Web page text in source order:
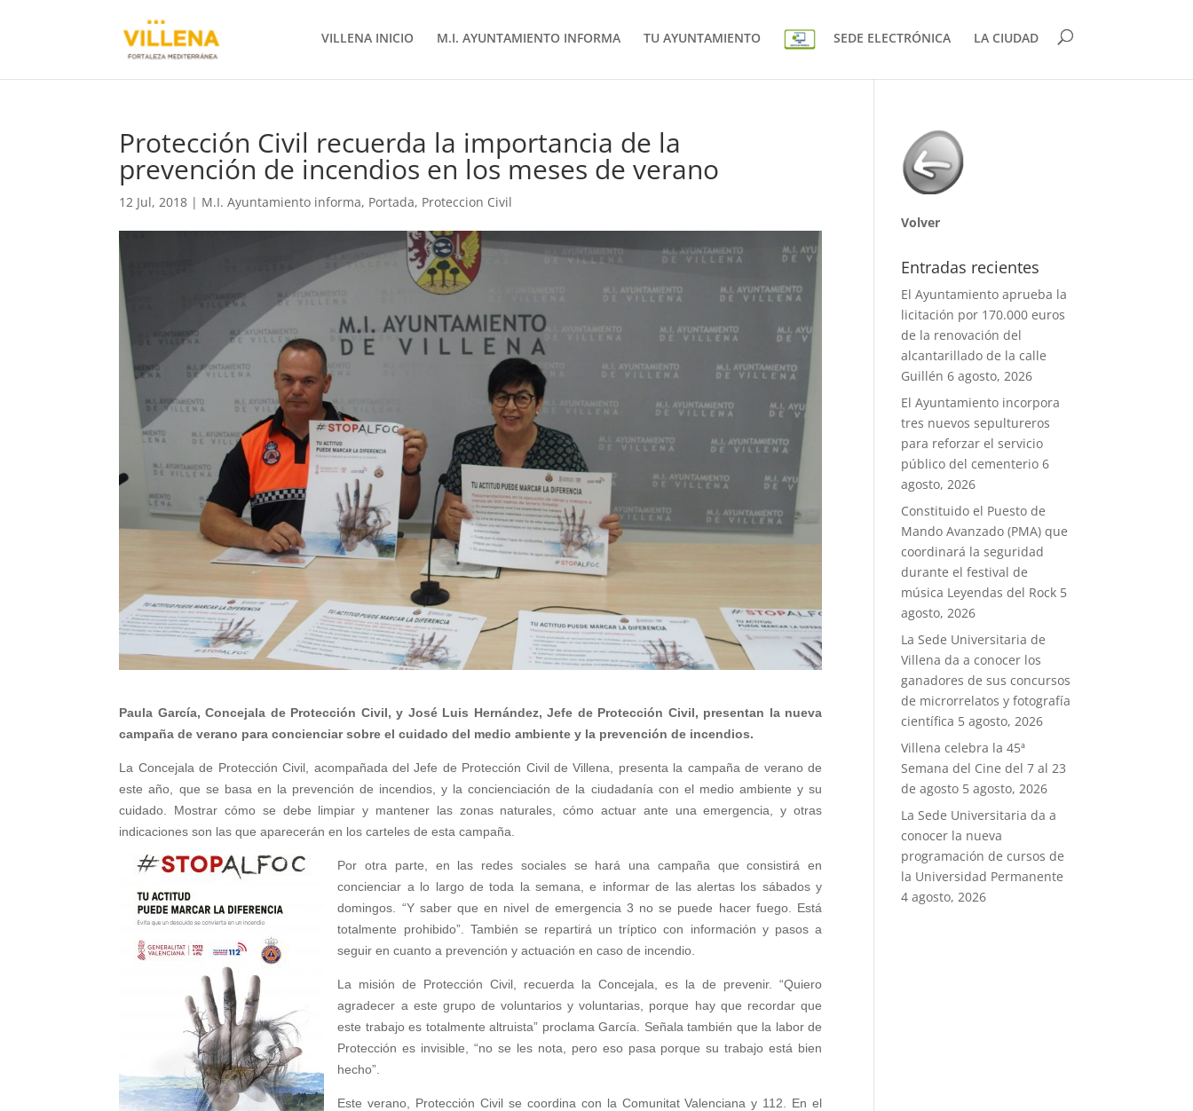
VILLENA INICIO M.I. AYUNTAMIENTO INFORMA TU AYUNTAMIENTO SEDE ELECTRÓNICA LA CIUDAD
Protección Civil recuerda la importancia de la
prevención de incendios en los meses de verano
12 Jul, 2018 | M.I. Ayuntamiento informa, Portada, Proteccion Civil
Paula García, Concejala de Protección Civil, y José Luis Hernández, Jefe de Protección Civil, presentan la nueva
campaña de verano para concienciar sobre el cuidado del medio ambiente y la prevención de incendios.
La Concejala de Protección Civil, acompañada del Jefe de Protección Civil de Villena, presenta la campaña de verano de
este año, que se basa en la prevención de incendios, y la concienciación de la ciudadanía con el medio ambiente y su
cuidado. Mostrar cómo se debe limpiar y mantener las zonas naturales, cómo actuar ante una emergencia, y otras
indicaciones son las que aparecerán en los carteles de esta campaña.
Por otra parte, en las redes sociales se hará una campaña que consistirá en
concienciar a lo largo de toda la semana, e informar de las alertas los sábados y
domingos. “Y saber que en nivel de emergencia 3 no se puede hacer fuego. Está
totalmente prohibido”. También se repartirá un tríptico con información y pasos a
seguir en cuanto a prevención y actuación en caso de incendio.
La misión de Protección Civil, recuerda la Concejala, es la de prevenir. “Quiero
agradecer a este grupo de voluntarios y voluntarias, porque hay que recordar que
este trabajo es totalmente altruista” proclama García. Señala también que la labor de
Protección es invisible, “no se les nota, pero eso pasa porque su trabajo está bien
hecho”.
Este verano, Protección Civil se coordina con la Comunitat Valenciana y 112. En el
Volver
Entradas recientes
El Ayuntamiento aprueba la
licitación por 170.000 euros
de la renovación del
alcantarillado de la calle
Guillén 6 agosto, 2026
El Ayuntamiento incorpora
tres nuevos sepultureros
para reforzar el servicio
público del cementerio 6
agosto, 2026
Constituido el Puesto de
Mando Avanzado (PMA) que
coordinará la seguridad
durante el festival de
música Leyendas del Rock 5
agosto, 2026
La Sede Universitaria de
Villena da a conocer los
ganadores de sus concursos
de microrrelatos y fotografía
científica 5 agosto, 2026
Villena celebra la 45ª
Semana del Cine del 7 al 23
de agosto 5 agosto, 2026
La Sede Universitaria da a
conocer la nueva
programación de cursos de
la Universidad Permanente
4 agosto, 2026